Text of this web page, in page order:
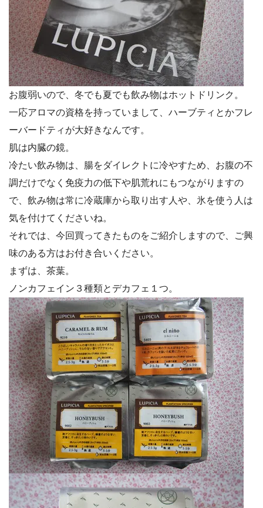
お腹弱いので、冬でも夏でも飲み物はホットドリンク。
一応アロマの資格を持っていまして、ハーブティとかフレ
ーバードティが大好きなんです。
肌は内臓の鏡。
冷たい飲み物は、腸をダイレクトに冷やすため、お腹の不
調だけでなく免疫力の低下や肌荒れにもつながりますの
で、飲み物は常に冷蔵庫から取り出す人や、氷を使う人は
気を付けてくださいね。
それでは、今回買ってきたものをご紹介しますので、ご興
味のある方はお付き合いください。
まずは、茶葉。
ノンカフェイン３種類とデカフェ１つ。